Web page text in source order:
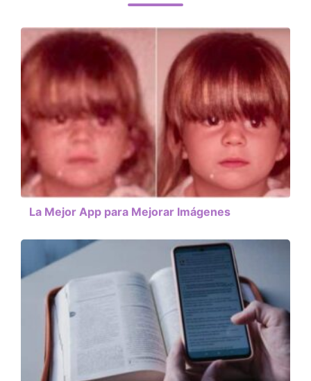
La Mejor App para Mejorar Imágenes